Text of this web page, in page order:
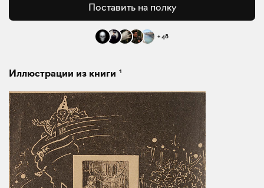
Поставить на полку
+48
Иллюстрации из книги 1